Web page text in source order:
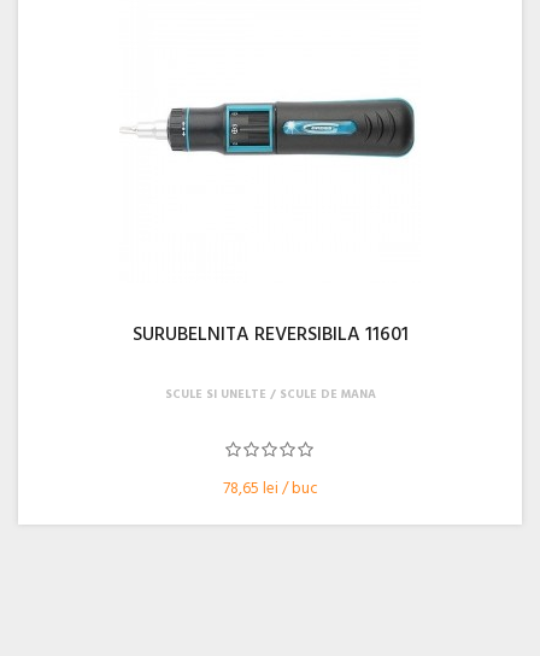
SURUBELNITA REVERSIBILA 11601
78,65 lei / buc
SCULE SI UNELTE SCULE DE MANA